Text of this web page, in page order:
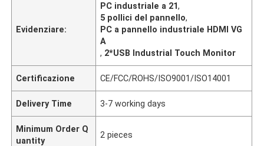
Evidenziare:
PC industriale a 21,
5 pollici del pannello,
PC a pannello industriale HDMI VG
A
, 2*USB Industrial Touch Monitor
Certificazione CE/FCC/ROHS/ISO9001/ISO14001
Delivery Time 3-7 working days
Minimum Order Q
uantity
2 pieces